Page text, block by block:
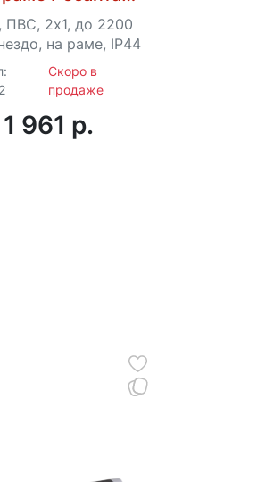
20/1 (IP44)
ПВС, 2х1, до 2200
на раме, IP44
Скоро в
продаже
1 961 p.